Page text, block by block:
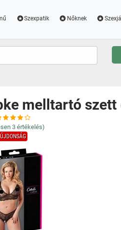
Szexpatik Nőknek
melltartó szett
3 értékelés)
ÚJDONSÁG